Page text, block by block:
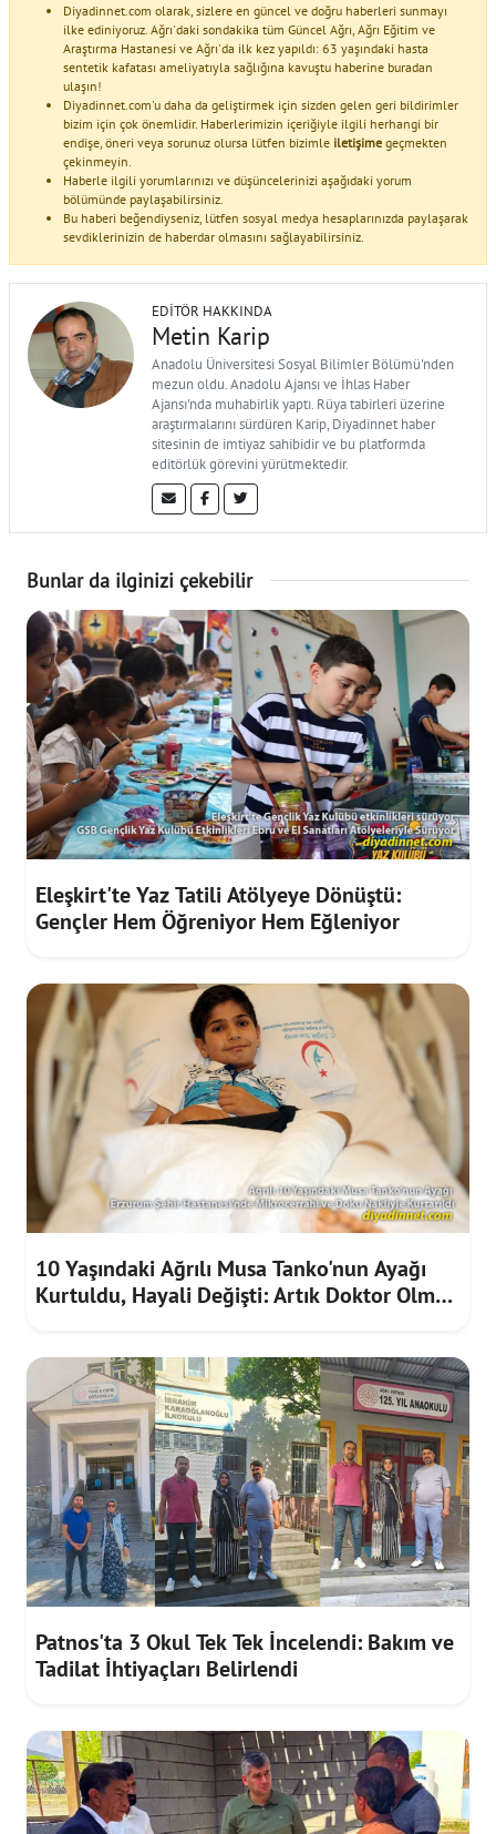
Diyadinnet.com olarak, sizlere en güncel ve doğru haberleri sunmayı
ilke ediniyoruz. Ağrı'daki sondakika tüm Güncel Ağrı, Ağrı Eğitim ve
Araştırma Hastanesi ve Ağrı'da ilk kez yapıldı: 63 yaşındaki hasta
sentetik kafatası ameliyatıyla sağlığına kavuştu haberine buradan
ulaşın!
Diyadinnet.com'u daha da geliştirmek için sizden gelen geri bildirimler
bizim için çok önemlidir. Haberlerimizin içeriğiyle ilgili herhangi bir
endişe, öneri veya sorunuz olursa lütfen bizimle iletişime geçmekten
çekinmeyin.
Haberle ilgili yorumlarınızı ve düşüncelerinizi aşağıdaki yorum
bölümünde paylaşabilirsiniz.
Bu haberi beğendiyseniz, lütfen sosyal medya hesaplarınızda paylaşarak
sevdiklerinizin de haberdar olmasını sağlayabilirsiniz.
EDITÖR HAKKINDA
Metin Karip
Anadolu Üniversitesi Sosyal Bilimler Bölümü'nden
mezun oldu. Anadolu Ajansı ve İhlas Haber
Ajansı'nda muhabirlik yaptı. Rüya tabirleri üzerine
araştırmalarını sürdüren Karip, Diyadinnet haber
sitesinin de imtiyaz sahibidir ve bu platformda
editörlük görevini yürütmektedir.
Bunlar da ilginizi çekebilir
Eleşkirt'te Yaz Tatili Atölyeye Dönüştü:
Gençler Hem Öğreniyor Hem Eğleniyor
10 Yaşındaki Ağrılı Musa Tanko'nun Ayağı
Kurtuldu, Hayali Değişti: Artık Doktor Olmak
Patnos'ta 3 Okul Tek Tek İncelendi: Bakım ve
Tadilat İhtiyaçları Belirlendi